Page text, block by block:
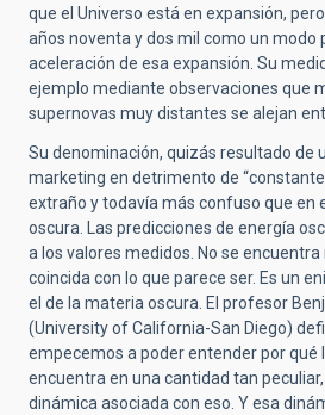
que el Universo está en expansión,
años noventa y dos mil como un modo
aceleración de esa expansión. Su
ejemplo mediante observaciones que
supernovas muy distantes se alejan
Su denominación, quizás resultado de
marketing en detrimento de
extraño y todavía más confuso que en
oscura. Las predicciones de energía
a los valores medidos. No se
coincida con lo que parece ser. Es un
el de la materia oscura. El profesor
(University of California-San Diego)
empecemos a poder entender por qué
encuentra en una cantidad tan
dinámica asociada con eso. Y esa